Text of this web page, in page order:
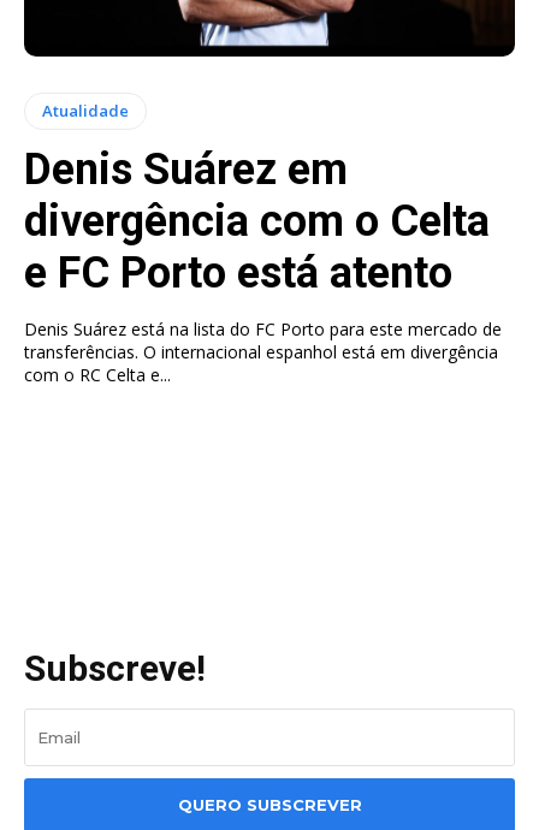
Atualidade
Denis Suárez em
divergência com o Celta
e FC Porto está atento
Denis Suárez está na lista do FC Porto para este mercado de
transferências. O internacional espanhol está em divergência
com o RC Celta e...
Subscreve!
QUERO SUBSCREVER